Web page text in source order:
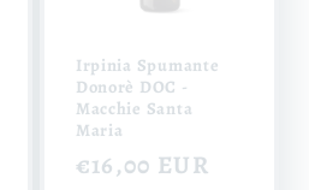
Irpinia Spumante
Donorè DOC -
Macchie Santa
Maria
Prezzo
€16,00 EUR